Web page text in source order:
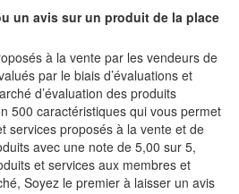
un avis sur un produit de la place
à la vente par les vendeurs de
par le biais d’évaluations et
d’évaluation des produits
500 caractéristiques qui vous permet
services proposés à la vente et de
avec une note de 5,00 sur 5,
et services aux membres et
Soyez le premier à laisser un avis